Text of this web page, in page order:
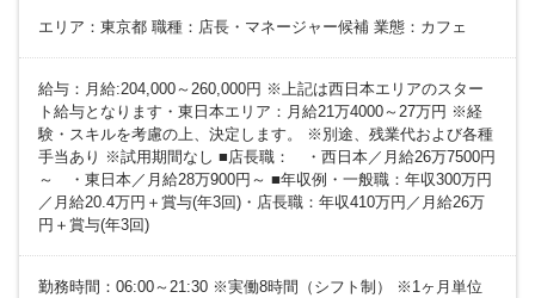
エリア：東京都 職種：店長・マネージャー候補 業態：カフェ
給与：月給:204,000～260,000円 ※上記は西日本エリアのスター
ト給与となります・東日本エリア：月給21万4000～27万円 ※経
験・スキルを考慮の上、決定します。 ※別途、残業代および各種
手当あり ※試用期間なし ■店長職： ・西日本／月給26万7500円
～ ・東日本／月給28万900円～ ■年収例・一般職：年収300万円
／月給20.4万円＋賞与(年3回)・店長職：年収410万円／月給26万
円＋賞与(年3回)
勤務時間：06:00～21:30 ※実働8時間（シフト制） ※1ヶ月単位